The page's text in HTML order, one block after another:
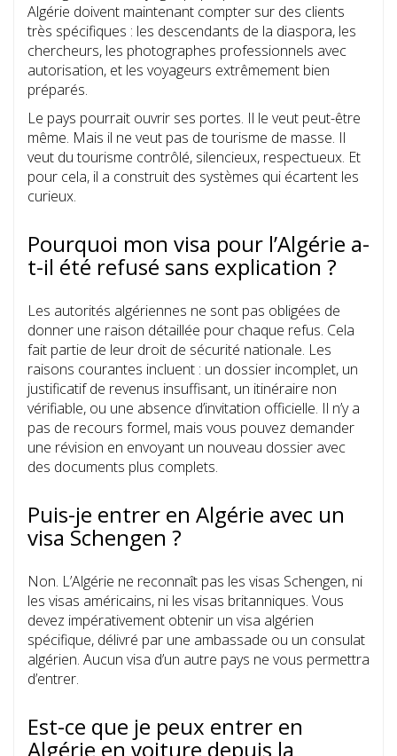
Algérie doivent maintenant compter sur des clients
très spécifiques : les descendants de la diaspora, les
chercheurs, les photographes professionnels avec
autorisation, et les voyageurs extrêmement bien
préparés.
Le pays pourrait ouvrir ses portes. Il le veut peut-être
même. Mais il ne veut pas de tourisme de masse. Il
veut du tourisme contrôlé, silencieux, respectueux. Et
pour cela, il a construit des systèmes qui écartent les
curieux.
Pourquoi mon visa pour l’Algérie a-
t-il été refusé sans explication ?
Les autorités algériennes ne sont pas obligées de
donner une raison détaillée pour chaque refus. Cela
fait partie de leur droit de sécurité nationale. Les
raisons courantes incluent : un dossier incomplet, un
justificatif de revenus insuffisant, un itinéraire non
vérifiable, ou une absence d’invitation officielle. Il n’y a
pas de recours formel, mais vous pouvez demander
une révision en envoyant un nouveau dossier avec
des documents plus complets.
Puis-je entrer en Algérie avec un
visa Schengen ?
Non. L’Algérie ne reconnaît pas les visas Schengen, ni
les visas américains, ni les visas britanniques. Vous
devez impérativement obtenir un visa algérien
spécifique, délivré par une ambassade ou un consulat
algérien. Aucun visa d’un autre pays ne vous permettra
d’entrer.
Est-ce que je peux entrer en
Algérie en voiture depuis la